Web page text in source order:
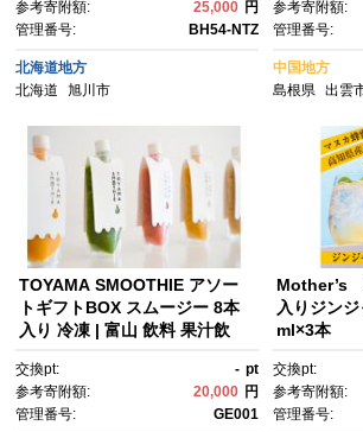
参考寄附額:
25,000 円
管理番号:
BH54-NTZ
北海道地方
北海道
旭川市
参考寄附額:
管理番号:
中国地方
島根県 出雲
TOYAMA SMOOTHIE アソー
トギフトBOX スムージー 8本
入り 冷凍 | 富山 飲料 果汁飲
用 箱入り お楽しみ 飲み比べ ギ
フト プレゼント お中元 お歳
暮 夏 春 冬 秋 季節限定 朝食 健
交換pt: - pt
参考寄附額:
20,000 円
管理番号:
GE001
Mother’s
入りジン
ml×3本
交換pt:
参考寄附額:
管理番号: